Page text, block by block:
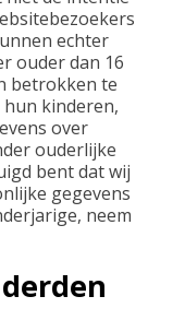
echter
ouder dan 16
betrokken te
kinderen,
over
ouderlijke
bent dat wij
gegevens
neem